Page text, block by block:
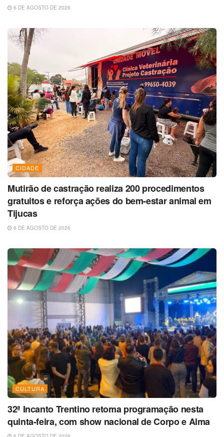
6 DE AGOSTO DE 2026
CIDADE
Mutirão de castração realiza 200 procedimentos
gratuitos e reforça ações do bem-estar animal em
Tijucas
6 DE AGOSTO DE 2026
CULTURA
32ª Incanto Trentino retoma programação nesta
quinta-feira, com show nacional de Corpo e Alma